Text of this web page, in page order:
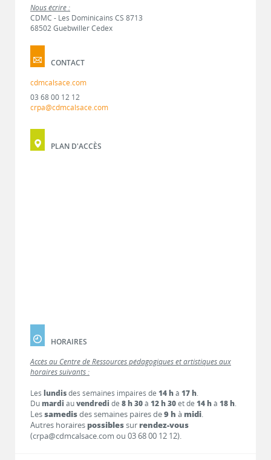
Nous écrire :
CDMC - Les Dominicains CS 8713
68502 Guebwiller Cedex
CONTACT
cdmcalsace.com
03 68 00 12 12
crpa@cdmcalsace.com
PLAN D'ACCÈS
HORAIRES
Accès au Centre de Ressources pédagogiques et artistiques aux
horaires suivants :
Les lundisdes semaines impaires de 14 hà 17 h.
Dumardi auvendredi de 8 h 30à 12 h 30et de 14 hà 18 h.
Lessamedisdes semaines paires de9 h à midi.
Autres horaires possiblessur rendez-vous
(crpa@cdmcalsace.com ou 03 68 00 12 12).